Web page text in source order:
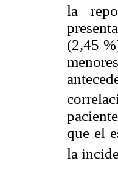
la
(2,45
que el
la